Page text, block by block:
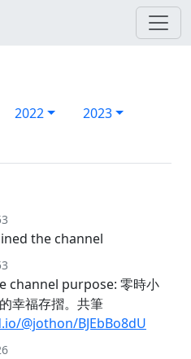
2022
2023
the channel
channel purpose: 零時小
幸福存摺。共筆
@jothon/BJEbBo8dU